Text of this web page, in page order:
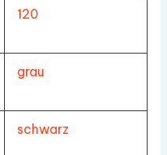
120
grau
schwarz